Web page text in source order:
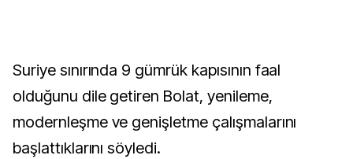
Suriye sınırında 9 gümrük kapısının faal
olduğunu dile getiren Bolat, yenileme,
modernleşme ve genişletme çalışmalarını
başlattıklarını söyledi.